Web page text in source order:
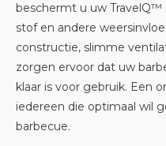
beschermt u uw TravelQ™
stof en andere
constructie, slimme
zorgen ervoor dat uw
klaar is voor gebruik. Een
iedereen die optimaal wil
barbecue.